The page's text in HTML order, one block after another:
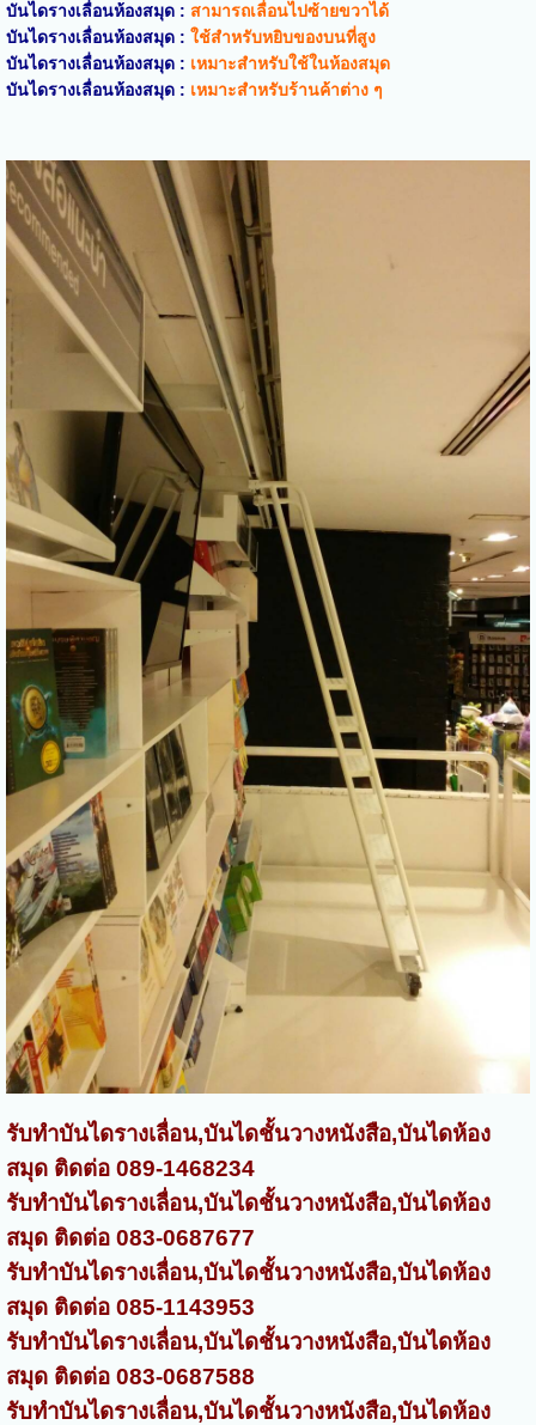
บันไดรางเลื่อนห้องสมุด: สามารถเลื่อนไปซ้ายขวาได้
บันไดรางเลื่อนห้องสมุด: ใช้สำหรับหยิบของบนที่สูง
บันไดรางเลื่อนห้องสมุด: เหมาะสำหรับใช้ในห้องสมุด
บันไดรางเลื่อนห้องสมุด: เหมาะสำหรับร้านค้าต่าง ๆ
รับทำบันไดรางเลื่อน,บันไดชั้นวางหนังสือ,บันไดห้อง
สมุด ติดต่อ 089-1468234
รับทำบันไดรางเลื่อน,บันไดชั้นวางหนังสือ,บันไดห้อง
สมุด ติดต่อ 083-0687677
รับทำบันไดรางเลื่อน,บันไดชั้นวางหนังสือ,บันไดห้อง
สมุด ติดต่อ 085-1143953
รับทำบันไดรางเลื่อน,บันไดชั้นวางหนังสือ,บันไดห้อง
สมุด ติดต่อ 083-0687588
รับทำบันไดรางเลื่อน,บันไดชั้นวางหนังสือ,บันไดห้อง